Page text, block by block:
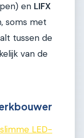
en LIFX
soms met
tussen de
van de
LED-